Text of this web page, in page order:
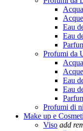
Eau
Eau
Profumi da
Eau
Eau
Profumi di
Make up e
Viso add